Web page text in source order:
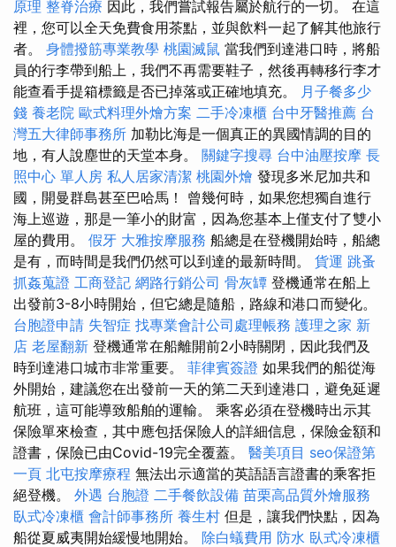
原理 整脊治療 因此，我們嘗試報告屬於航行的一切。 在這
裡，您可以全天免費食用茶點，並與飲料一起了解其他旅行
者。 身體撥筋專業教學 桃園滅鼠 當我們到達港口時，將船
員的行李帶到船上，我們不再需要鞋子，然後再轉移行李才
能查看手提箱標籤是否已掉落或正確地填充。 月子餐多少
錢 養老院 歐式料理外燴方案 二手冷凍櫃 台中牙醫推薦 台
灣五大律師事務所 加勒比海是一個真正的異國情調的目的
地，有人說塵世的天堂本身。 關鍵字搜尋 台中油壓按摩 長
照中心 單人房 私人居家清潔 桃園外燴 發現多米尼加共和
國，開曼群島甚至巴哈馬！ 曾幾何時，如果您想獨自進行
海上巡遊，那是一筆小的財富，因為您基本上僅支付了雙小
屋的費用。 假牙 大雅按摩服務 船總是在登機開始時，船總
是有，而時間是我們仍然可以到達的最新時間。 貨運 跳蚤
抓姦蒐證 工商登記 網路行銷公司 骨灰罈 登機通常在船上
出發前3-8小時開始，但它總是隨船，路線和港口而變化。
台胞證申請 失智症 找專業會計公司處理帳務 護理之家 新
店 老屋翻新 登機通常在船離開前2小時關閉，因此我們及
時到達港口城市非常重要。 菲律賓簽證 如果我們的船從海
外開始，建議您在出發前一天的第二天到達港口，避免延遲
航班，這可能導致船舶的運輸。 乘客必須在登機時出示其
保險單來檢查，其中應包括保險人的詳細信息，保險金額和
證書，保險已由Covid-19完全覆蓋。 醫美項目 seo保證第
一頁 北屯按摩療程 無法出示適當的英語語言證書的乘客拒
絕登機。 外遇 台胞證 二手餐飲設備 苗栗高品質外燴服務
臥式冷凍櫃 會計師事務所 養生村 但是，讓我們快點，因為
船從夏威夷開始緩慢地開始。 除白蟻費用 防水 臥式冷凍櫃